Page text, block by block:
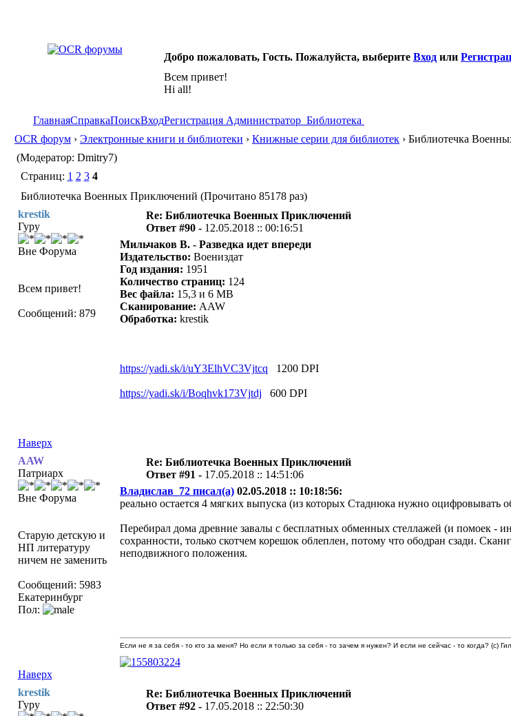
Добро пожаловать, Гость. Пожалуйста, выберите Вход или
Всем привет!
Hi all!
ГлавнаяСправкаПоискВходРегистрация Администратор Библиотека
OCR форум › Электронные книги и библиотеки › Книжные серии для библиотек › Библиотечка
(Модератор: Dmitry7)
Страниц: 1 2 3 4
Библиотечка Военных Приключений (Прочитано 85178 раз)
krestik
Гуру
Вне Форума
Всем привет!
Сообщений: 879
Re: Библиотечка Военных Приключений
Ответ #90 - 12.05.2018 :: 00:16:51
Мильчаков В. - Разведка идет впереди
Издательство: Воениздат
Год издания: 1951
Количество страниц: 124
Вес файла: 15,3 и 6 MB
Сканирование: AAW
Oбработка: krestik
https://yadi.sk/i/uY3ElhVC3Vjtcq 1200 DPI
https://yadi.sk/i/Boqhvk173Vjtdj 600 DPI
Наверх
AAW
Патриарх
Вне Форума
Старую детскую и
НП литературу
ничем не заменить
Сообщений: 5983
Екатеринбург
Пол:
Re: Библиотечка Военных Приключений
Ответ #91 - 17.05.2018 :: 14:51:06
Владислав_72 писал(а)02.05.2018 :: 10:18:56:
реально остается 4 мягких выпуска (из которых Стаднюка нужно оцифровывать
Перебирал дома древние завалы с бесплатных обменных стеллажей (и помоек
сохранности, только скотчем корешок облеплен, потому что ободран сзади.
неподвижного положения.
Наверх
Если не я за себя - то кто за меня? Но если я только за себя - то зачем я нужен? И если не сейчас - то когда? (с)
krestik
Гуру
Re: Библиотечка Военных Приключений
Ответ #92 - 17.05.2018 :: 22:50:30